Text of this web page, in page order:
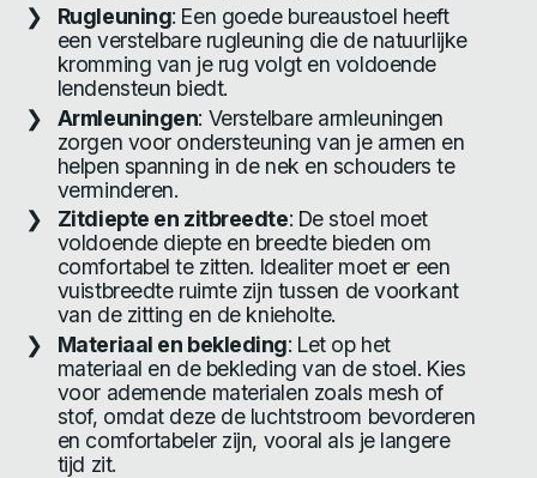
Rugleuning: Een goede bureaustoel heeft
een verstelbare rugleuning die de natuurlijke
kromming van je rug volgt en voldoende
lendensteun biedt.
Armleuningen: Verstelbare armleuningen
zorgen voor ondersteuning van je armen en
helpen spanning in de nek en schouders te
verminderen.
Zitdiepte en zitbreedte: De stoel moet
voldoende diepte en breedte bieden om
comfortabel te zitten. Idealiter moet er een
vuistbreedte ruimte zijn tussen de voorkant
van de zitting en de knieholte.
Materiaal en bekleding: Let op het
materiaal en de bekleding van de stoel. Kies
voor ademende materialen zoals mesh of
stof, omdat deze de luchtstroom bevorderen
en comfortabeler zijn, vooral als je langere
tijd zit.